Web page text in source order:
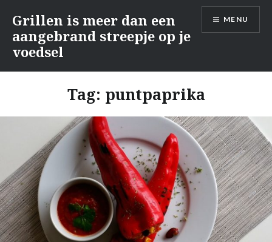
inhoud
springen
Grillen is meer dan een
aangebrand streepje op je
voedsel
MENU
Tag: puntpaprika